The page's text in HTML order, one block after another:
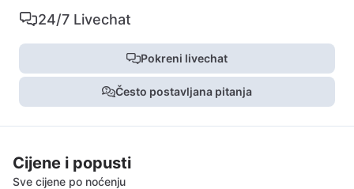
24/7 Livechat
Pokreni livechat
Često postavljana pitanja
Cijene i popusti
Sve cijene po noćenju